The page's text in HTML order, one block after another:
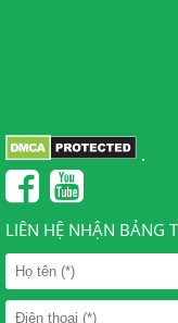
.
LIÊN HỆ NHẬN BẢNG